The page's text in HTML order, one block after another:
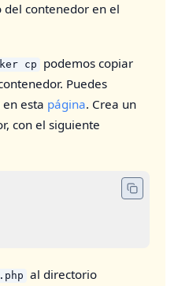
contenedor en el
cp
podemos copiar
Puedes
esta página. Crea un
con el siguiente
al directorio